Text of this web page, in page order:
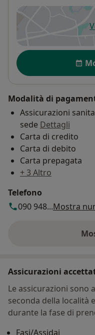
Disponibilità
Modalità di
Assicurazioni
sede Dettagli
Carta di credito
Carta di debito
Carta prepagata
+ 3 Altro
Telefono
090 948...Mostra
Assicurazioni
Le assicurazioni sono
seconda della località
durante la fase di
Fasi/Assidai